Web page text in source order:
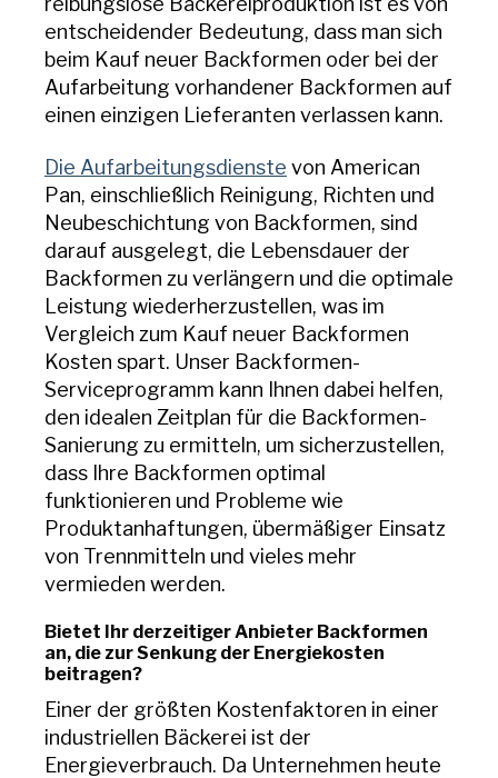
entscheidender Bedeutung, dass man sich
beim Kauf neuer Backformen oder bei der
Aufarbeitung vorhandener Backformen auf
einen einzigen Lieferanten verlassen kann.
Die Aufarbeitungsdienste von American
Pan, einschließlich Reinigung, Richten und
Neubeschichtung von Backformen, sind
darauf ausgelegt, die Lebensdauer der
Backformen zu verlängern und die optimale
Leistung wiederherzustellen, was im
Vergleich zum Kauf neuer Backformen
Kosten spart. Unser Backformen-
Serviceprogramm kann Ihnen dabei helfen,
den idealen Zeitplan für die Backformen-
Sanierung zu ermitteln, um sicherzustellen,
dass Ihre Backformen optimal
funktionieren und Probleme wie
Produktanhaftungen, übermäßiger Einsatz
von Trennmitteln und vieles mehr
vermieden werden.
Bietet Ihr derzeitiger Anbieter Backformen
an, die zur Senkung der Energiekosten
beitragen?
Einer der größten Kostenfaktoren in einer
industriellen Bäckerei ist der
Energieverbrauch. Da Unternehmen heute